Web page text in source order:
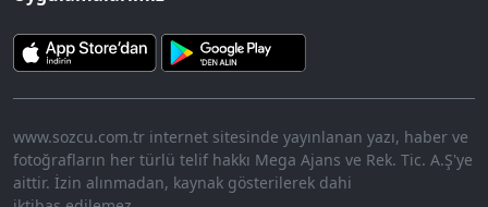
www.sozcu.com.tr internet sitesinde yayınlanan yazı, haber ve
fotoğrafların her türlü telif hakkı Mega Ajans ve Rek. Tic. A.Ş'ye
aittir. İzin alınmadan, kaynak gösterilerek dahi